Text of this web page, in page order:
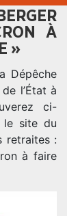
À
»
Dépêche
l’État à
ci-
le site du
retraites :
à faire